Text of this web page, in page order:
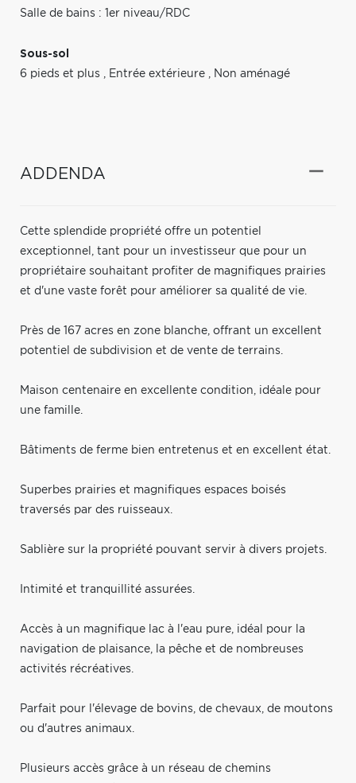
Salle de bains : 1er niveau/RDC
Sous-sol
6 pieds et plus , Entrée extérieure , Non aménagé
ADDENDA
Cette splendide propriété offre un potentiel
exceptionnel, tant pour un investisseur que pour un
propriétaire souhaitant profiter de magnifiques prairies
et d'une vaste forêt pour améliorer sa qualité de vie.
Près de 167 acres en zone blanche, offrant un excellent
potentiel de subdivision et de vente de terrains.
Maison centenaire en excellente condition, idéale pour
une famille.
Bâtiments de ferme bien entretenus et en excellent état.
Superbes prairies et magnifiques espaces boisés
traversés par des ruisseaux.
Sablière sur la propriété pouvant servir à divers projets.
Intimité et tranquillité assurées.
Accès à un magnifique lac à l'eau pure, idéal pour la
navigation de plaisance, la pêche et de nombreuses
activités récréatives.
Parfait pour l'élevage de bovins, de chevaux, de moutons
ou d'autres animaux.
Plusieurs accès grâce à un réseau de chemins